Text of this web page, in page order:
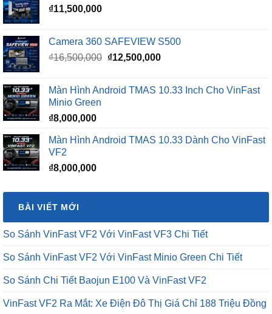
₫11,500,000
Camera 360 SAFEVIEW S500
₫16,500,000 Giá
₫16,500,000.
₫12,500,000Giá
là:
Màn Hình Android TMAS 10.33 Inch Cho VinFast
Minio Green
₫8,000,000
Màn Hình Android TMAS 10.33 Dành Cho VinFast
VF2
₫8,000,000
BÀI VIẾT MỚI
So Sánh VinFast VF2 Với VinFast VF3 Chi Tiết
So Sánh VinFast VF2 Với VinFast Minio Green Chi Tiết
So Sánh Chi Tiết Baojun E100 Và VinFast VF2
VinFast VF2 Ra Mắt: Xe Điện Đô Thị Giá Chỉ 188 Triệu Đồng